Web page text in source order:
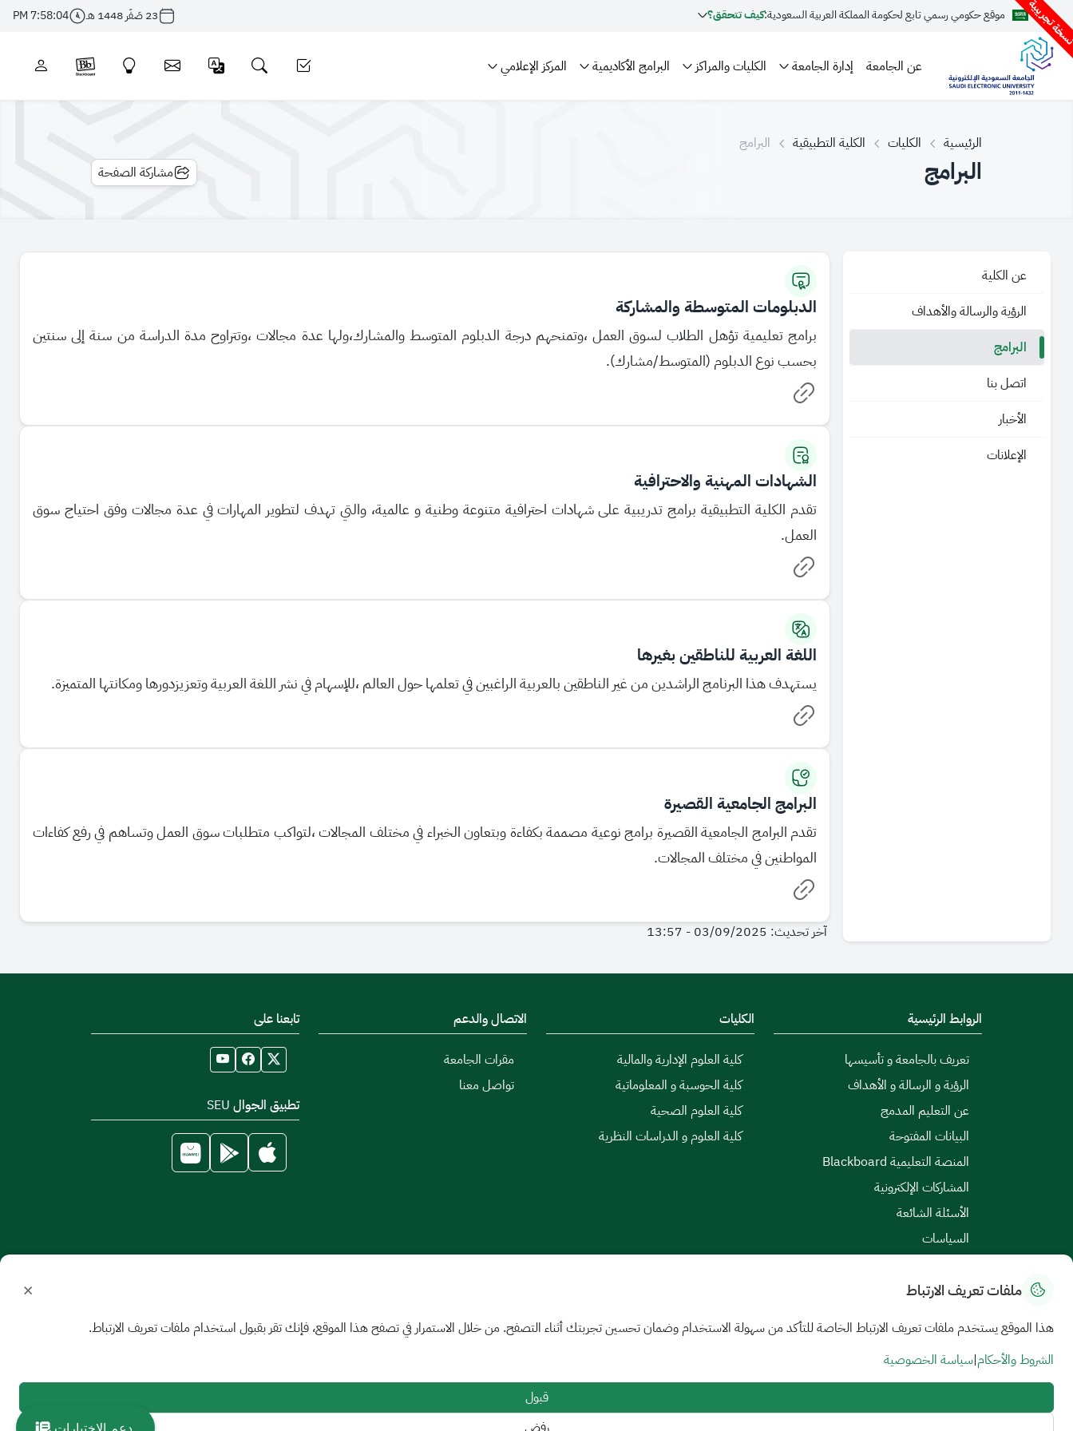
تجريبية موقع حكومي رسمي تابع لحكومة المملكة العربية السعودية:كيف تتحقق؟ 23 صَفَر 1448 هـ 7:58:05 PM
عن الجامعة إدارة الجامعة الكليات والمراكز البرامج الأكاديمية المركز الإعلامي
الرئيسية الكليات الكلية التطبيقية البرامج
البرامج مشاركة الصفحة
عن الكلية
الرؤية والرسالة والأهداف
البرامج
اتصل بنا
الأخبار
الإعلانات
الدبلومات المتوسطة والمشاركة
برامج تعليمية تؤهل الطلاب لسوق العمل ،وتمنحهم درجة الدبلوم المتوسط والمشارك،ولها عدة مجالات ،وتتراوح مدة الدراسة من سنة إلى سنتين
بحسب نوع الدبلوم (المتوسط/مشارك).
الشهادات المهنية والاحترافية
تقدم الكلية التطبيقية برامج تدريبية على شهادات احترافية متنوعة وطنية و عالمية، والتي تهدف لتطوير المهارات في عدة مجالات وفق احتياج سوق
العمل.
اللغة العربية للناطقين بغيرها
يستهدف هذا البرنامج الراشدين من غير الناطقين بالعربية الراغبين في تعلمها حول العالم ،للإسهام في نشر اللغة العربية وتعزيزدورها ومكانتها المتميزة.
البرامج الجامعية القصيرة
تقدم البرامج الجامعية القصيرة برامج نوعية مصممة بكفاءة وبتعاون الخبراء في مختلف المجالات ،لتواكب متطلبات سوق العمل وتساهم في رفع كفاءات
المواطنين في مختلف المجالات.
آخر تحديث: 03/09/2025 - 13:57
الروابط الرئيسية
تعريف بالجامعة و تأسيسها
الرؤية و الرسالة و الأهداف
عن التعليم المدمج
البيانات المفتوحة
المنصة التعليمية Blackboard
المشاركات الإلكترونية
الأسئلة الشائعة
السياسات
الكليات
كلية العلوم الإدارية والمالية
كلية الحوسبة و المعلوماتية
كلية العلوم الصحية
كلية العلوم و الدراسات النظرية
الاتصال والدعم
مقرات الجامعة
تواصل معنا
تابعنا على
تطبيق الجوال SEU
خريطة الموقع الشروط والأحكام | سياسة الخصوصية اتفاقية مستوى الخدمة
جميع الحقوق محفوظة للجامعة السعودية الإلكترونية © 2026
تم تطويره وصيانته بواسطة الجامعة السعودية الإلكترونية
ملفات تعريف الارتباط ×
هذا الموقع يستخدم ملفات تعريف الارتباط الخاصة للتأكد من سهولة الاستخدام وضمان تحسين تجربتك أثناء التصفح. من خلال الاستمرار في تصفح هذا الموقع، فإنك تقر بقبول استخدام ملفات تعريف الارتباط.
الشروط والأحكام|سياسة الخصوصية
قبول
دعم الاختبارات